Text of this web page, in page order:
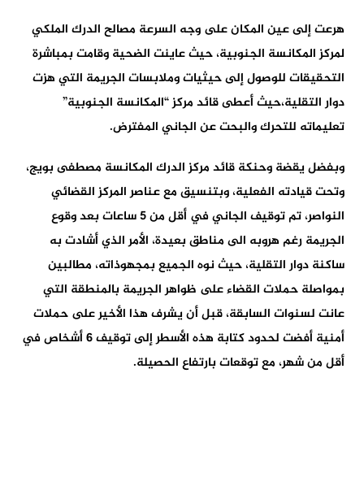
هرعت إلى عين المكان على وجه السرعة مصالح الدرك الملكي
لمركز المكانسة الجنوبية، حيث عاينت الضحية وقامت بمباشرة
التحقيقات للوصول إلى حيثيات وملابسات الجريمة التي هزت
دوار التقلية،حيث أعطى قائد مركز “المكانسة الجنوبية”
تعليماته للتحرك والبحت عن الجاني المفترض.
وبفضل يقضة وحنكة قائد مركز الدرك المكانسة مصطفىبويج،
وتحت قيادته الفعلية، وبتنسيق مع عناصر المركز القضائي
النواصر، تم توقيف الجاني في أقل من 5 ساعات بعد وقوع
الجريمة رغم هروبه الى مناطق بعيدة، الأمر الذي أشادت به
ساكنة دوار التقلية، حيث نوه الجميع بمجهوذاته، مطالبين
بمواصلة حملات القضاء على ظواهر الجريمة بالمنطقة التي
عانت لسنوات السابقة، قبل أن يشرف هذا الأخير على حملات
أمنية أفضت لحدود كتابة هذه الأسطر إلى توقيف 6 أشخاص في
أقل من شهر، مع توقعات بارتفاع الحصيلة.